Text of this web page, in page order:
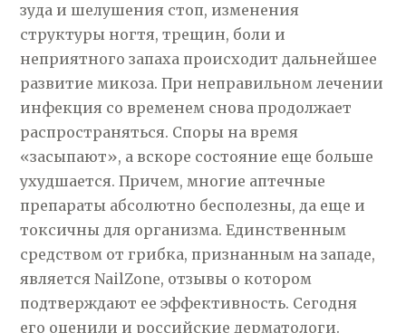
зуда и шелушения стоп, изменения
структуры ногтя, трещин, боли и
неприятного запаха происходит дальнейшее
развитие микоза. При неправильном лечении
инфекция со временем снова продолжает
распространяться. Споры на время
«засыпают», а вскоре состояние еще больше
ухудшается. Причем, многие аптечные
препараты абсолютно бесполезны, да еще и
токсичны для организма. Единственным
средством от грибка, признанным на западе,
является NailZone, отзывы о котором
подтверждают ее эффективность. Сегодня
его оценили и российские дерматологи.